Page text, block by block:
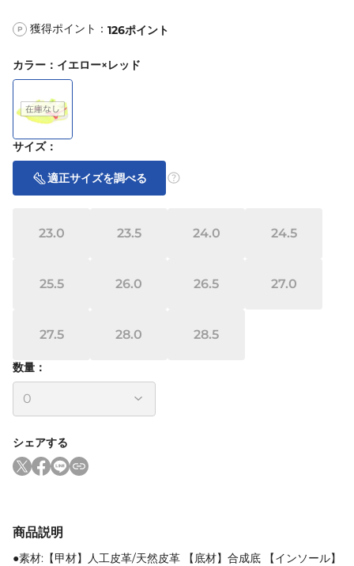
P 獲得ポイント： 126ポイント
カラー ： イエロー×レッド
サイズ：
適正サイズを調べる
23.0 23.5 24.0 24.5
25.5 26.0 26.5 27.0
27.5 28.0 28.5
数量：
シェアする
商品説明
●素材:【甲材】人工皮革/天然皮革 【底材】合成底 【インソール】